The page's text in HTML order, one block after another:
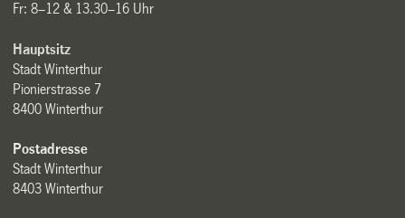
Fr: 8–12 & 13.30–16 Uhr
Hauptsitz
Stadt Winterthur
Pionierstrasse 7
8400 Winterthur
Postadresse
Stadt Winterthur
8403 Winterthur